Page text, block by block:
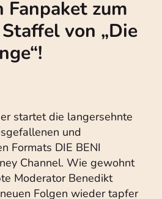
zum
von „Die
startet die langersehnte
und
Formats DIE BENI
Channel. Wie gewohnt
Moderator Benedikt
Folgen wieder tapfer